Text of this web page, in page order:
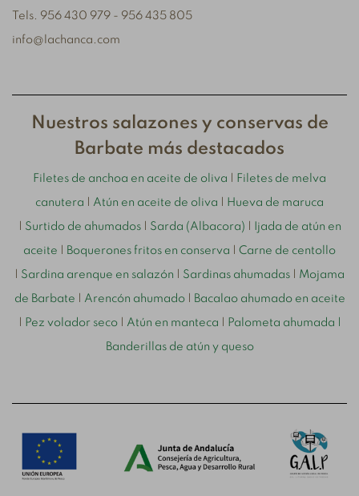
Tels. 956 430 979 - 956 435 805
info@lachanca.com
Nuestros salazones y conservas de
Barbate más destacados
Filetes de anchoa en aceite de oliva Filetes de melva
canutera Atún en aceite de oliva Hueva de maruca
Surtido de ahumados| Sarda (Albacora) Ijada de atún en
aceite Boquerones fritos en conserva Carne de centollo
Sardina arenque en salazón Sardinas ahumadas Mojama
de Barbate Arencón ahumado| Bacalao ahumado en aceite
Pez volador seco| Atún en manteca Palometa ahumada
Banderillas de atún y queso